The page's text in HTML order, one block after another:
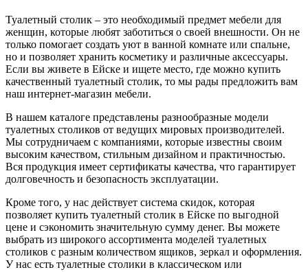
Туалетный столик – это необходимый предмет мебели для
женщин, которые любят заботиться о своей внешности. Он не
только помогает создать уют в ванной комнате или спальне,
но и позволяет хранить косметику и различные аксессуары.
Если вы живете в Ейске и ищете место, где можно купить
качественный туалетный столик, то мы рады предложить вам
наш интернет-магазин мебели.
В нашем каталоге представлены разнообразные модели
туалетных столиков от ведущих мировых производителей.
Мы сотрудничаем с компаниями, которые известны своим
высоким качеством, стильным дизайном и практичностью.
Вся продукция имеет сертификаты качества, что гарантирует
долговечность и безопасность эксплуатации.
Кроме того, у нас действует система скидок, которая
позволяет купить туалетный столик в Ейске по выгодной
цене и сэкономить значительную сумму денег. Вы можете
выбрать из широкого ассортимента моделей туалетных
столиков с разным количеством ящиков, зеркал и оформления.
У нас есть туалетные столики в классическом или